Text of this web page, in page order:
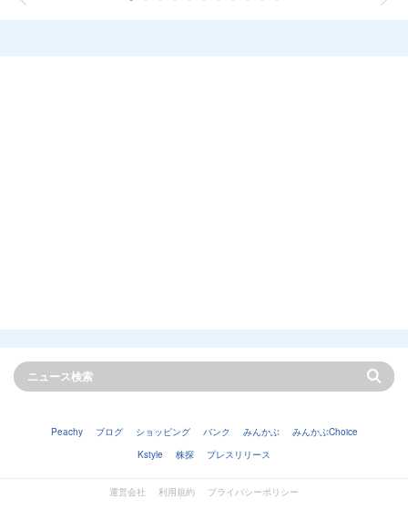
Peachy ブログ ショッピング バンク みんかぶ
みんかぶChoice
Kstyle
株探 プレスリリース
運営会社 利用規約
プライバシーポリシー